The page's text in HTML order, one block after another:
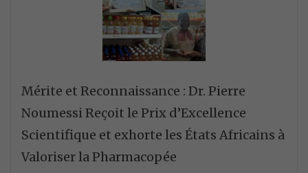
Mérite et Reconnaissance : Dr. Pierre
Noumessi Reçoit le Prix d’Excellence
Scientifique et exhorte les États Africains à
Valoriser la Pharmacopée